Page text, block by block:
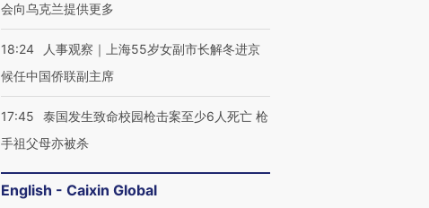
会向乌克兰提供更多
18:24
人事观察｜上海55岁女副市长解冬进京
候任中国侨联副主席
17:45
泰国发生致命校园枪击案至少6人死亡 枪
手祖父母亦被杀
English - Caixin Global